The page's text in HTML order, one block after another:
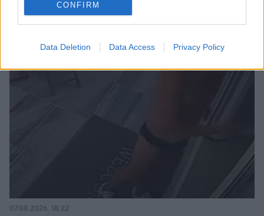
CONFIRM
Data Deletion Data Access Privacy Policy
07.08.2026, 18:22